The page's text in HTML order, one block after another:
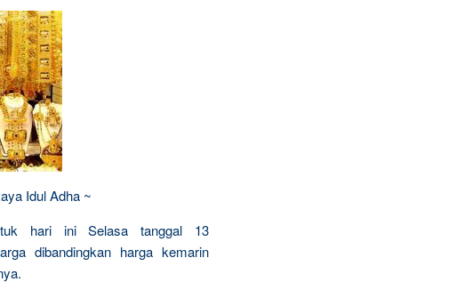
Idul Adha ~
hari ini Selasa tanggal 13
dibandingkan harga kemarin